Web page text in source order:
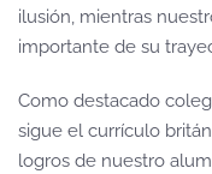
ilusión, mientras
importante de su
Como destacado
sigue el currículo
logros de nuestro